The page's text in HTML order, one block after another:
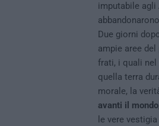
imputabile agli
Due giorni
ampie aree
frati, i quali nel
quella terra
morale, la
avanti il mondo
le vere